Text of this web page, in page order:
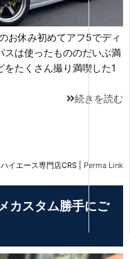
休み初めてアフ5でディ
スは使ったもののだいぶ満
たくさん撮り満喫した1
続きを読む
ハイエース専門店CRS Perma Link
カスタム勝手にご